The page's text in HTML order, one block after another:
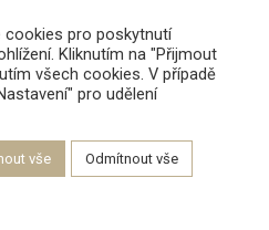
cookies pro poskytnutí
Kliknutím na "Přijmout
všech cookies. V případě
pro udělení
vše Odmítnout vše